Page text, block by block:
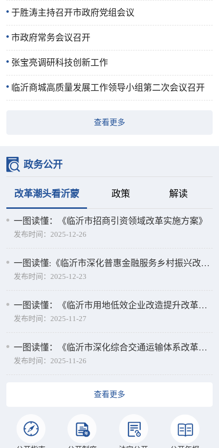
于胜涛主持召开市政府党组会议
市政府常务会议召开
张宝亮调研科技创新工作
临沂商城高质量发展工作领导小组第二次会议召开
查看更多
政务公开
改革潮头看沂蒙 政策 解读
一图读懂：《临沂市招商引资领域改革实施方案》
发布时间：2025-12-26
一图读懂:《临沂市深化普惠金融服务乡村振兴改革
试验区建设实施方案》
发布时间：2025-12-23
一图读懂：《临沂市用地低效企业改造提升改革方
案》
发布时间：2025-11-27
一图读懂：《临沂市深化综合交通运输体系改革方
案》
发布时间：2025-11-26
查看更多